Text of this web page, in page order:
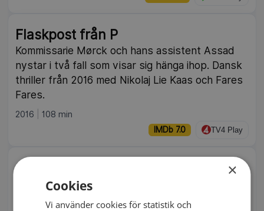
Flaskpost från P
Kommissarie Mørck och hans assistent Assad
nystar i två fall som visar sig hänga ihop. Dansk
thriller från 2016 med Nikolaj Lie Kaas och Fares
Fares.
2016 108 min
IMDb 7.0 TV4 Play
Spooks: The Greater Good
Ett team från brittiska säkerhetstjänsten MI5
ska transportera terroristen Adem Qasim genom
×
Cookies
Vi använder cookies för statistik och